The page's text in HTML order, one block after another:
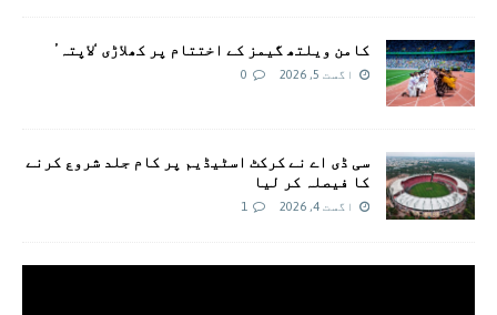
کامن ویلتھ گیمز کے اختتام پر کھلاڑی ‘لاپتہ’
اگست 5, 2026 0
سی ڈی اے نے کرکٹ اسٹیڈیم پر کام جلد شروع کرنے
کا فیصلہ کر لیا
اگست 4, 2026 1